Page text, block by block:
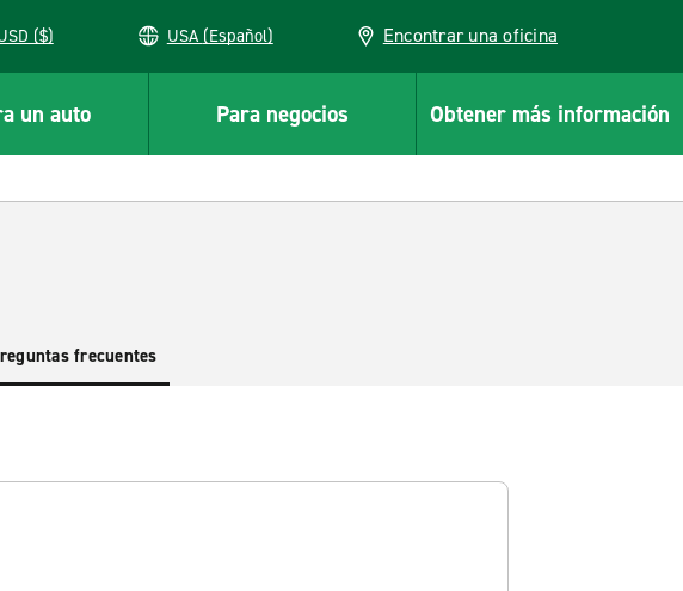
($) USA (Español) Encontrar una oficina
un auto Para negocios Obtener más información
frecuentes